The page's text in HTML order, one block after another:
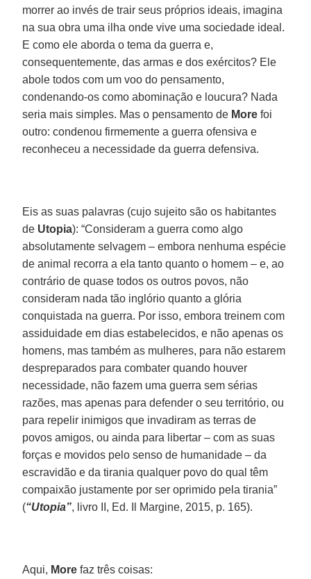
morrer ao invés de trair seus próprios ideais, imagina
na sua obra uma ilha onde vive uma sociedade ideal.
E como ele aborda o tema da guerra e,
consequentemente, das armas e dos exércitos? Ele
abole todos com um voo do pensamento,
condenando-os como abominação e loucura? Nada
seria mais simples. Mas o pensamento de More foi
outro: condenou firmemente a guerra ofensiva e
reconheceu a necessidade da guerra defensiva.
Eis as suas palavras (cujo sujeito são os habitantes
de Utopia): “Consideram a guerra como algo
absolutamente selvagem – embora nenhuma espécie
de animal recorra a ela tanto quanto o homem – e, ao
contrário de quase todos os outros povos, não
consideram nada tão inglório quanto a glória
conquistada na guerra. Por isso, embora treinem com
assiduidade em dias estabelecidos, e não apenas os
homens, mas também as mulheres, para não estarem
despreparados para combater quando houver
necessidade, não fazem uma guerra sem sérias
razões, mas apenas para defender o seu território, ou
para repelir inimigos que invadiram as terras de
povos amigos, ou ainda para libertar – com as suas
forças e movidos pelo senso de humanidade – da
escravidão e da tirania qualquer povo do qual têm
compaixão justamente por ser oprimido pela tirania”
(“Utopia”, livro II, Ed. Il Margine, 2015, p. 165).
Aqui, More faz três coisas: